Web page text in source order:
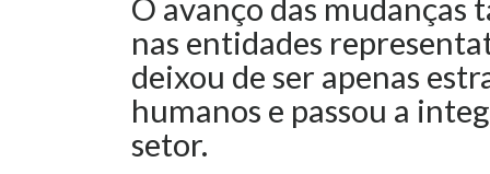
O avanço das
nas entidades
deixou de ser apenas
humanos e passou a
setor.